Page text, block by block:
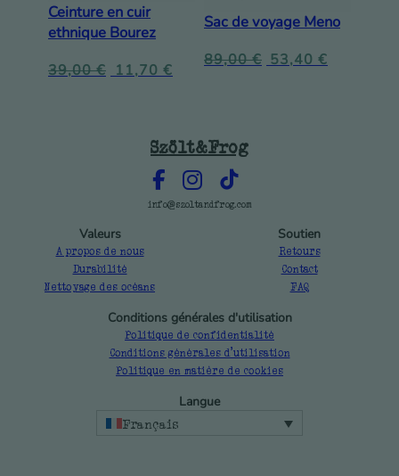
Ceinture en cuir
ethnique Bourez
39,00€ 11,70 €
Sac de voyage Meno
89,00€ 53,40 €
Szölt&Frog
info@szoltandfrog.com
Valeurs
A propos de nous
Durabilité
Nettoyage des océans
Soutien
Retours
Contact
FAQ
Conditions générales d'utilisation
Politique de confidentialité
Conditions générales d'utilisation
Politique en matière de cookies
Langue
Français